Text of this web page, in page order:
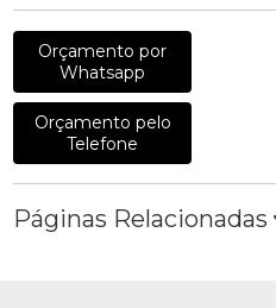
Orçamento por
Whatsapp
Orçamento pelo
Telefone
Páginas Relacionadas